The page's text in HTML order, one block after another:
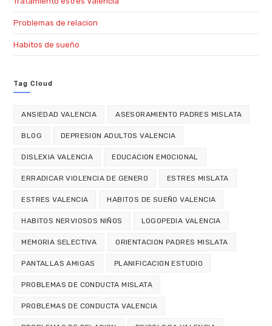
Problemas de relacion
Habitos de sueño
Tag Cloud
ANSIEDAD VALENCIA ASESORAMIENTO PADRES MISLATA
BLOG DEPRESION ADULTOS VALENCIA
DISLEXIA VALENCIA EDUCACION EMOCIONAL
ERRADICAR VIOLENCIA DE GENERO ESTRES MISLATA
ESTRES VALENCIA HABITOS DE SUEÑO VALENCIA
HABITOS NERVIOSOS NIÑOS LOGOPEDIA VALENCIA
MEMORIA SELECTIVA ORIENTACION PADRES MISLATA
PANTALLAS AMIGAS PLANIFICACION ESTUDIO
PROBLEMAS DE CONDUCTA MISLATA
PROBLEMAS DE CONDUCTA VALENCIA